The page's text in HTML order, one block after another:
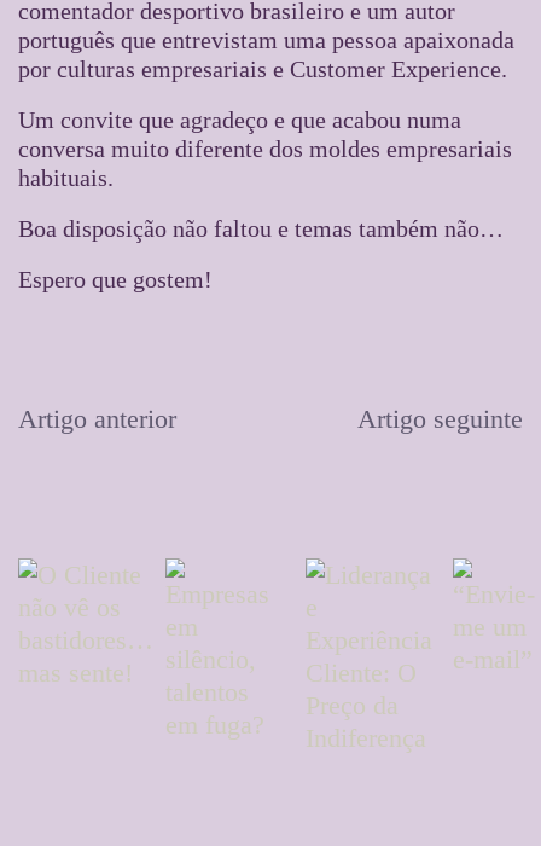
comentador desportivo brasileiro e um autor
português que entrevistam uma pessoa apaixonada
por culturas empresariais e Customer Experience.
Um convite que agradeço e que acabou numa
conversa muito diferente dos moldes empresariais
habituais.
Boa disposição não faltou e temas também não…
Espero que gostem!
Artigo anterior Artigo seguinte